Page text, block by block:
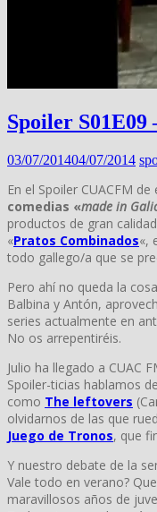
Spoiler
03/07/201404/07/2014
En el Spoiler CUACFM
comedias «made in
productos de gran
«Pratos Combinados«,
todo gallego/a que se
Pero ahí no queda la
Balbina y Antón,
series actualmente en
No os arrepentiréis.
Julio ha llegado a CUAC
Spoiler-ticias hablamos
como The leftovers
olvidarnos de las que
Juego de Tronos, que
Y nuestro debate de la
Vale todo en verano?
maravillosos años de